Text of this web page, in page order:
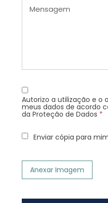
Autorizo a utilização e o
meus dados de acordo
da Proteção de Dados *
Enviar cópia para
Anexar Imagem